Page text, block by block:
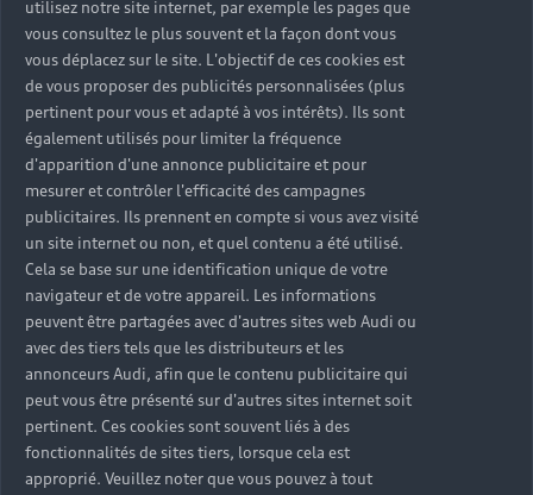
Nouvelle Audi A3 Sportback
utilisez notre site internet, par exemple les pages que
vous consultez le plus souvent et la façon dont vous
vous déplacez sur le site. L'objectif de ces cookies est
de vous proposer des publicités personnalisées (plus
pertinent pour vous et adapté à vos intérêts). Ils sont
également utilisés pour limiter la fréquence
d'apparition d'une annonce publicitaire et pour
mesurer et contrôler l'efficacité des campagnes
publicitaires. Ils prennent en compte si vous avez visité
un site internet ou non, et quel contenu a été utilisé.
Cela se base sur une identification unique de votre
navigateur et de votre appareil. Les informations
peuvent être partagées avec d'autres sites web Audi ou
avec des tiers tels que les distributeurs et les
annonceurs Audi, afin que le contenu publicitaire qui
peut vous être présenté sur d'autres sites internet soit
pertinent. Ces cookies sont souvent liés à des
fonctionnalités de sites tiers, lorsque cela est
approprié. Veuillez noter que vous pouvez à tout